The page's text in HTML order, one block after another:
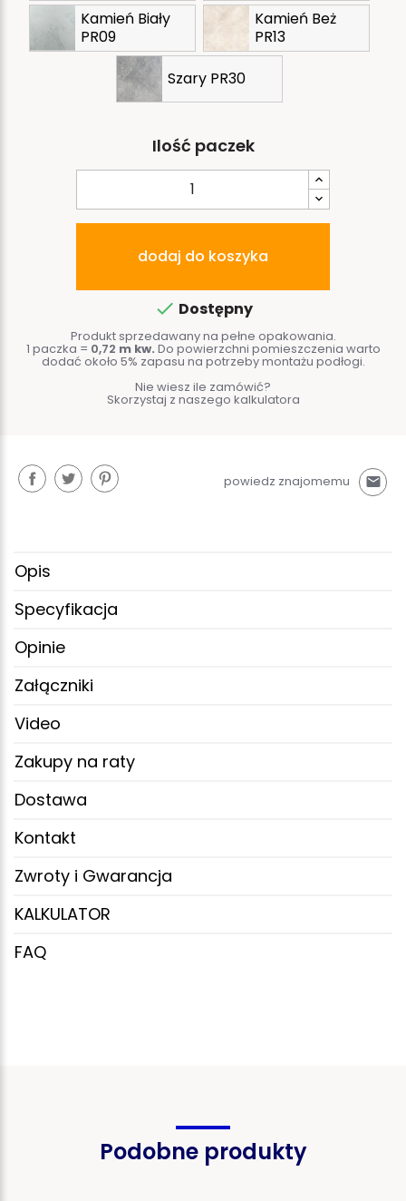
Kamień Biały
PR09
Kamień Beż
PR13
Szary PR30
Ilość paczek
dodaj do koszyka
 Dostępny
Produkt sprzedawany na pełne opakowania.
1 paczka = 0,72 m kw. Do powierzchni pomieszczenia warto
dodać około 5% zapasu na potrzeby montażu podłogi.
Nie wiesz ile zamówić?
Skorzystaj z naszego kalkulatora
powiedz znajomemu mail
Opis
Specyfikacja
Opinie
Załączniki
Video
Zakupy na raty
Dostawa
Kontakt
Zwroty i Gwarancja
KALKULATOR
FAQ
Podobne produkty